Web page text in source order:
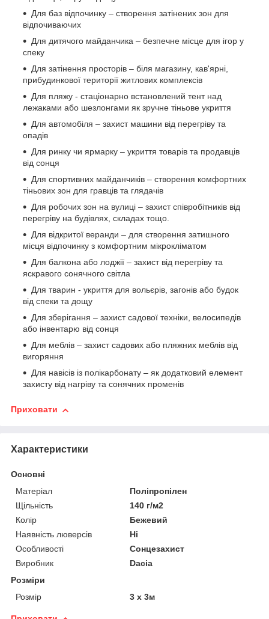
Для баз відпочинку – створення затінених зон для
відпочиваючих
Для дитячого майданчика – безпечне місце для ігор у
спеку
Для затінення просторів – біля магазину, кав'ярні,
прибудинкової території житлових комплексів
Для пляжу - стаціонарно встановлений тент над
лежаками або шезлонгами як зручне тіньове укриття
Для автомобіля – захист машини від перегріву та
опадів
Для ринку чи ярмарку – укриття товарів та продавців
від сонця
Для спортивних майданчиків – створення комфортних
тіньових зон для гравців та глядачів
Для робочих зон на вулиці – захист співробітників від
перегріву на будівлях, складах тощо.
Для відкритої веранди – для створення затишного
місця відпочинку з комфортним мікрокліматом
Для балкона або лоджії – захист від перегріву та
яскравого сонячного світла
Для тварин - укриття для вольєрів, загонів або будок
від спеки та дощу
Для зберігання – захист садової техніки, велосипедів
або інвентарю від сонця
Для меблів – захист садових або пляжних меблів від
вигоряння
Для навісів із полікарбонату – як додатковий елемент
захисту від нагріву та сонячних променів
Приховати
Характеристики
Основні
Матеріал
Поліпропілен
Щільність
140 г/м2
Колір
Бежевий
Наявність люверсів
Ні
Особливості
Сонцезахист
Виробник
Dacia
Розміри
Розмір
3 х 3м